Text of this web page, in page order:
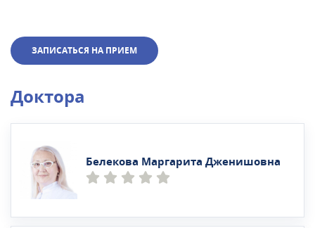
ЗАПИСАТЬСЯ НА ПРИЕМ
Доктора
Белекова Маргарита Дженишовна